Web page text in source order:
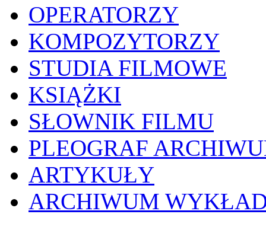
OPERATORZY
KOMPOZYTORZY
STUDIA FILMOWE
KSIĄŻKI
SŁOWNIK FILMU
PLEOGRAF
ARTYKUŁY
ARCHIWUM